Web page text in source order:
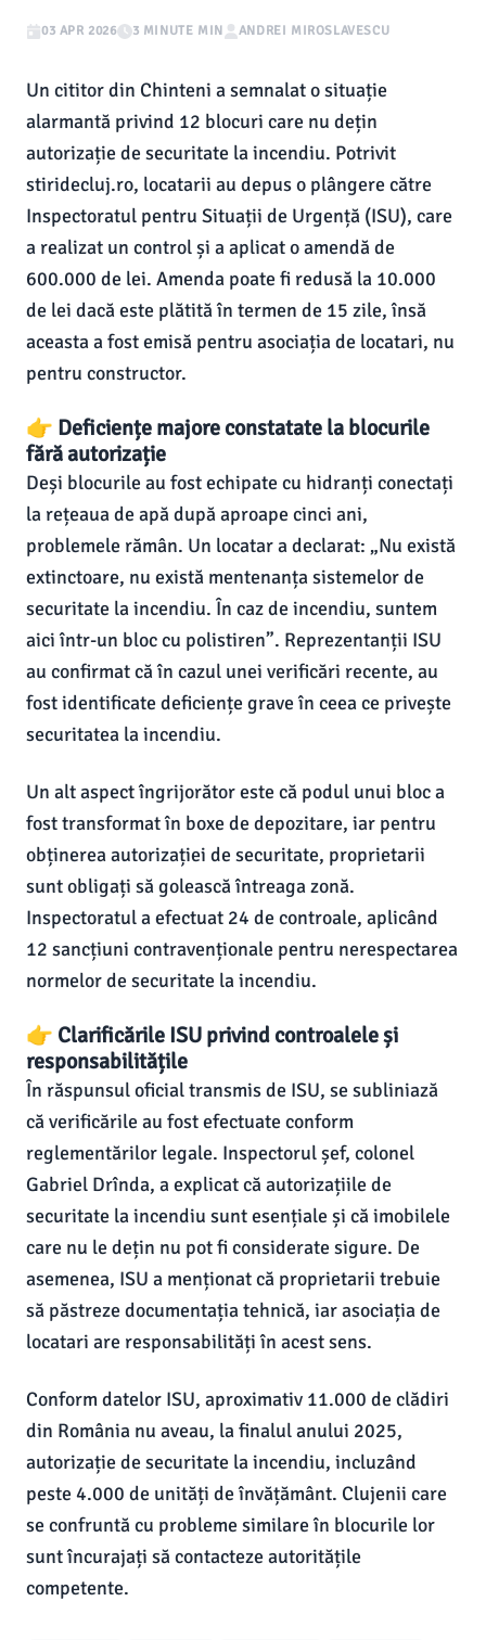
03 APR 2026 3 MINUTE MIN ANDREI MIROSLAVESCU
Un cititor din Chinteni a semnalat o situație
alarmantă privind 12 blocuri care nu dețin
autorizație de securitate la incendiu. Potrivit
stiridecluj.ro, locatarii au depus o plângere către
Inspectoratul pentru Situații de Urgență (ISU), care
a realizat un control și a aplicat o amendă de
600.000 de lei. Amenda poate fi redusă la 10.000
de lei dacă este plătită în termen de 15 zile, însă
aceasta a fost emisă pentru asociația de locatari, nu
pentru constructor.
👉 Deficiențe majore constatate la blocurile
fără autorizație
Deși blocurile au fost echipate cu hidranți conectați
la rețeaua de apă după aproape cinci ani,
problemele rămân. Un locatar a declarat: „Nu există
extinctoare, nu există mentenanța sistemelor de
securitate la incendiu. În caz de incendiu, suntem
aici într-un bloc cu polistiren”. Reprezentanții ISU
au confirmat că în cazul unei verificări recente, au
fost identificate deficiențe grave în ceea ce privește
securitatea la incendiu.
Un alt aspect îngrijorător este că podul unui bloc a
fost transformat în boxe de depozitare, iar pentru
obținerea autorizației de securitate, proprietarii
sunt obligați să golească întreaga zonă.
Inspectoratul a efectuat 24 de controale, aplicând
12 sancțiuni contravenționale pentru nerespectarea
normelor de securitate la incendiu.
👉 Clarificările ISU privind controalele și
responsabilitățile
În răspunsul oficial transmis de ISU, se subliniază
că verificările au fost efectuate conform
reglementărilor legale. Inspectorul șef, colonel
Gabriel Drînda, a explicat că autorizațiile de
securitate la incendiu sunt esențiale și că imobilele
care nu le dețin nu pot fi considerate sigure. De
asemenea, ISU a menționat că proprietarii trebuie
să păstreze documentația tehnică, iar asociația de
locatari are responsabilități în acest sens.
Conform datelor ISU, aproximativ 11.000 de clădiri
din România nu aveau, la finalul anului 2025,
autorizație de securitate la incendiu, incluzând
peste 4.000 de unități de învățământ. Clujenii care
se confruntă cu probleme similare în blocurile lor
sunt încurajați să contacteze autoritățile
competente.